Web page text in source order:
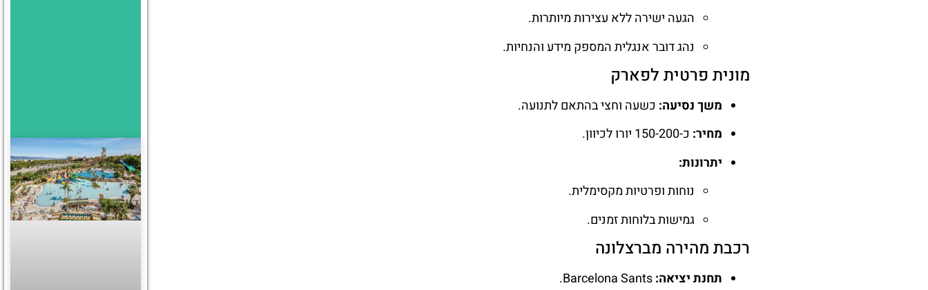
הגעה ישירה ללא עצירות מיותרות.
נהג דובר אנגלית המספק מידע והנחיות.
מונית פרטית לפארק
משך נסיעה: כשעה וחצי בהתאם לתנועה.
מחיר: כ-150-200 יורו לכיוון.
יתרונות:
נוחות ופרטיות מקסימלית.
גמישות בלוחות זמנים.
רכבת מהירה מברצלונה
תחנת יציאה:Barcelona Sants.